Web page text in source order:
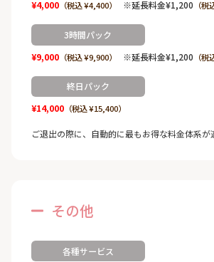
¥4,000（税込 ¥4,400） ※延長料金¥1,200 （税
3時間パック
¥9,000（税込 ¥9,900） ※延長料金¥1,200 （税
終日パック
¥14,000（税込 ¥15,400）
ご退出の際に、自動的に最もお得な料金体系が
その他
各種サービス